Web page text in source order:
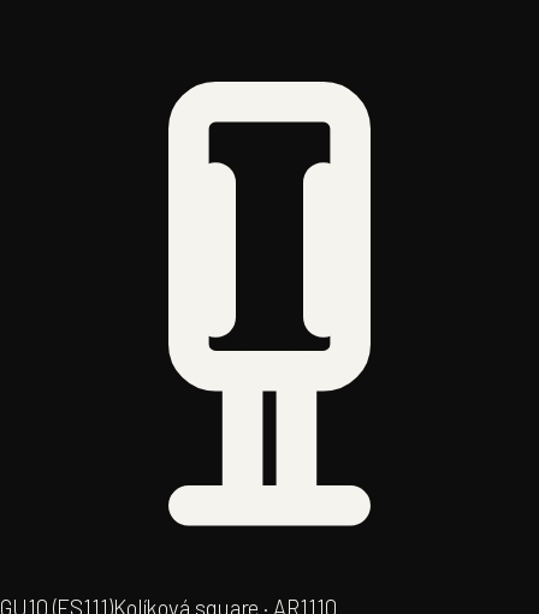
GU10 (ES111)Kolíková square · AR1110